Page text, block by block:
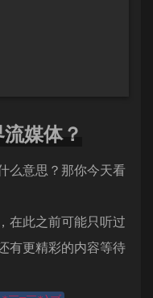
媒体？
么意思？那你今天看
在此之前可能只听过
有更精彩的内容等待